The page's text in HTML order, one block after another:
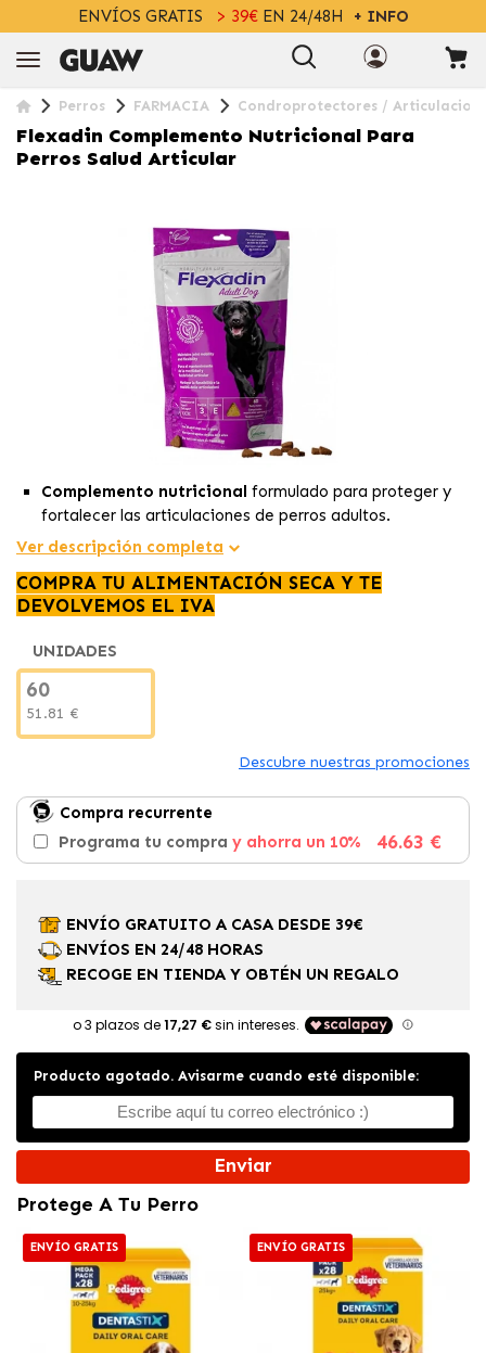
ENVÍOS GRATIS > 39€EN 24/48H + INFO
Perros FARMACIA Condroprotectores /
Flexadin Complemento Nutricional Para
Perros Salud Articular
Complemento nutricional formulado para proteger y
fortalecer las articulaciones de perros adultos.
Fórmula avanzadaque ayuda a mantener el cartílago y
mejora la movilidad articular.
Producto fácil de administrar que contribuye a
reducir inflamación y molestias articulares.
Ver descripción completa
COMPRA TU ALIMENTACIÓN SECA Y TE
DEVOLVEMOS EL IVA
UNIDADES
60
51.81 €
Descubre nuestras promociones
Compra recurrente
Programa tu compra y ahorra un 10% 46.63 €
ENVÍO GRATUITO A CASA DESDE 39€
ENVÍOS EN 24/48 HORAS
RECOGE EN TIENDA Y OBTÉN UN REGALO
Producto agotado. Avisarme cuando esté disponible:
Enviar
Protege A Tu Perro
ENVÍO GRATIS ENVÍO GRATIS